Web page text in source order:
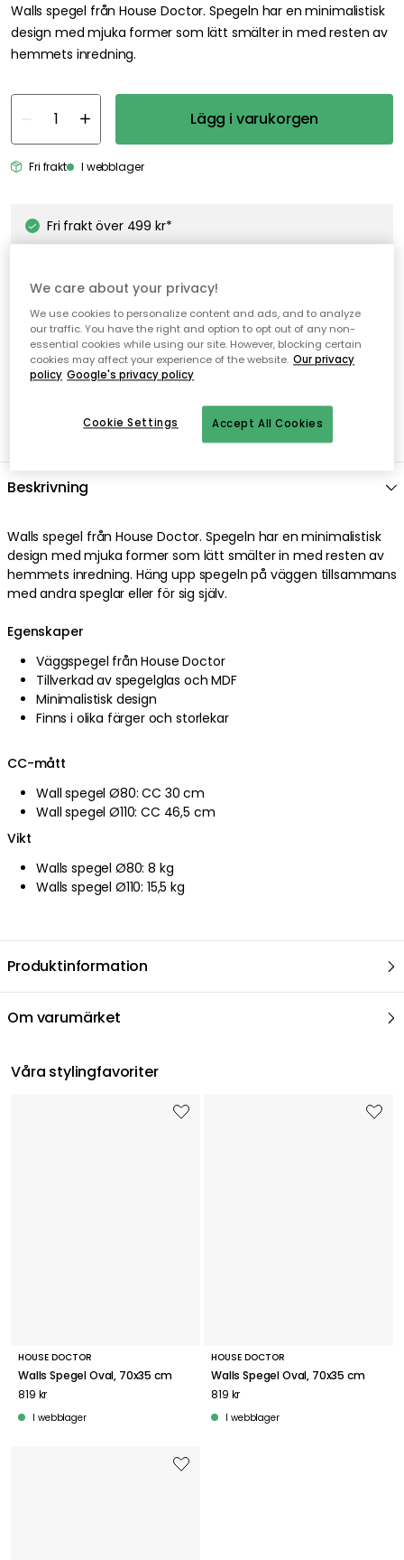
Walls spegel från House Doctor. Spegeln har en minimalistisk
design med mjuka former som lätt smälter in med resten av
hemmets inredning.
Lägg i varukorgen
Fri frakt I webblager
Fri frakt över 499 kr*
Öppet köp i 30 dagar
Beskrivning
Walls spegel från House Doctor. Spegeln har en minimalistisk
design med mjuka former som lätt smälter in med resten av
hemmets inredning. Häng upp spegeln på väggen tillsammans
med andra speglar eller för sig själv.
Egenskaper
Väggspegel från House Doctor
Tillverkad av spegelglas och MDF
Minimalistisk design
Finns i olika färger och storlekar
CC-mått
Wall spegel Ø80: CC 30 cm
Wall spegel Ø110: CC 46,5 cm
Vikt
Walls spegel Ø80: 8 kg
Walls spegel Ø110: 15,5 kg
Produktinformation
Om varumärket
Våra stylingfavoriter
HOUSE DOCTOR
Walls Spegel Oval, 70x35 cm
819 kr
I webblager
HOUSE DOCTOR
Walls Spegel Oval, 70x35 cm
819 kr
I webblager
We care about your privacy!
We use cookies to personalize content and ads, and to analyze
our traffic. You have the right and option to opt out of any non-
essential cookies while using our site. However, blocking certain
cookies may affect your experience of the website. Our privacy
policy Google's privacy policy
Accept All Cookies
Cookie Settings